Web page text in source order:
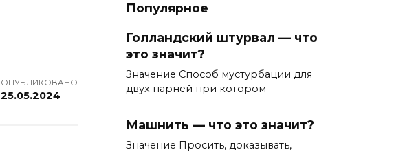
ОПУБЛИКОВАНО
25.05.2024
Популярное
Голландский штурвал — что
это значит?
Значение Способ мустурбации для
двух парней при котором
Машнить — что это значит?
Значение Просить, доказывать,